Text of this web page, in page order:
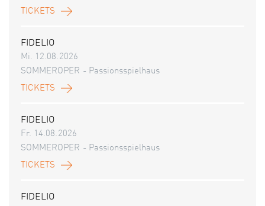
TICKETS
FIDELIO
Mi. 12.08.2026
SOMMEROPER - Passionsspielhaus
TICKETS
FIDELIO
Fr. 14.08.2026
SOMMEROPER - Passionsspielhaus
TICKETS
FIDELIO